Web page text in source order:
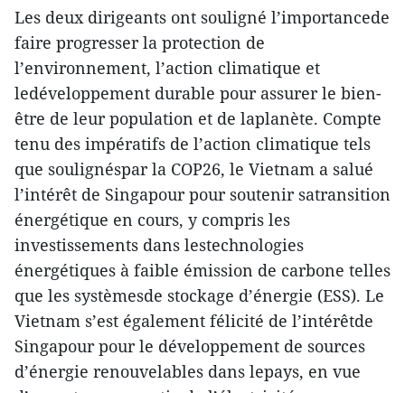
Les deux dirigeants ont souligné l’importancede
faire progresser la protection de
l’environnement, l’action climatique et
ledéveloppement durable pour assurer le bien-
être de leur population et de laplanète. Compte
tenu des impératifs de l’action climatique tels
que soulignéspar la COP26, le Vietnam a salué
l’intérêt de Singapour pour soutenir satransition
énergétique en cours, y compris les
investissements dans lestechnologies
énergétiques à faible émission de carbone telles
que les systèmesde stockage d’énergie (ESS). Le
Vietnam s’est également félicité de l’intérêtde
Singapour pour le développement de sources
d’énergie renouvelables dans lepays, en vue